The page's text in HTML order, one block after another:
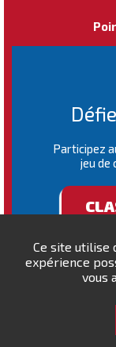
Ce site utilise
expérience
vous
Participez
jeu de